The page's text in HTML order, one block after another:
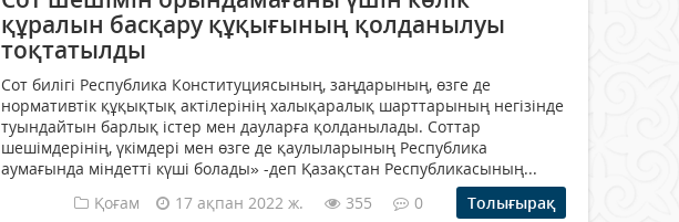
құралын басқару құқығының қолданылуы
тоқтатылды
Сот билігі Республика Конституциясының, заңдарының, өзге де
нормативтік құқықтық актілерінің халықаралық шарттарының негізінде
туындайтын барлық істер мен дауларға қолданылады. Соттар
шешімдерінің, үкімдері мен өзге де қаулыларының Республика
аумағында міндетті күші болады» -деп Қазақстан Республикасының...
Қоғам
17 ақпан 2022 ж. 355 0 Толығырақ